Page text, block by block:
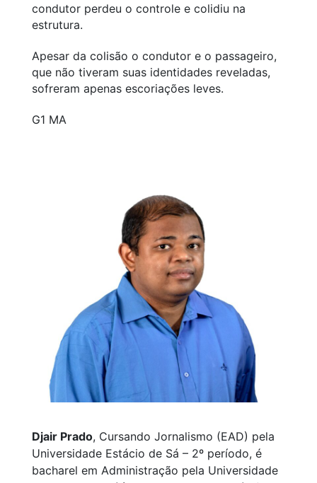
condutor perdeu o controle e colidiu na
estrutura.
Apesar da colisão o condutor e o passageiro,
que não tiveram suas identidades reveladas,
sofreram apenas escoriações leves.
G1 MA
Djair Prado, Cursando Jornalismo (EAD) pela
Universidade Estácio de Sá – 2º período, é
bacharel em Administração pela Universidade